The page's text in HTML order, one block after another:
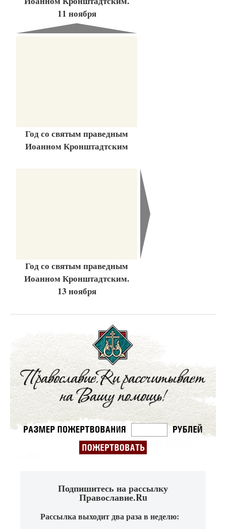
11 ноября
Год со святым праведным
Иоанном Кронштадтским
Год со святым праведным
Иоанном Кронштадтским.
13 ноября
Подпишитесь на рассылку
Православие.Ru
Рассылка выходит два раза в неделю: